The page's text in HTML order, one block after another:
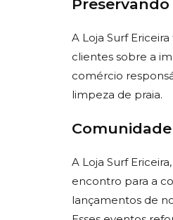
A Loja Surf
clientes sobre a
comércio
limpeza de praia.
A Loja Surf
encontro para a
lançamentos de